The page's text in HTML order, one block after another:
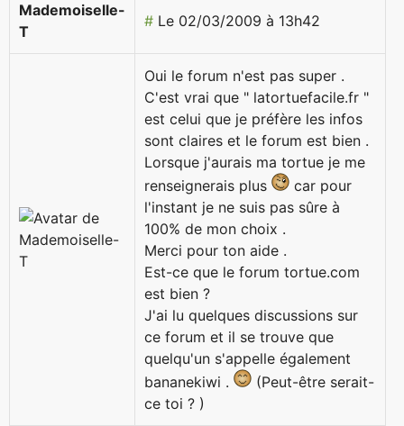
Mademoiselle-
T
# Le 02/03/2009 à 13h42
Oui le forum n'est pas super .
C'est vrai que " latortuefacile.fr "
est celui que je préfère les infos
sont claires et le forum est bien .
Lorsque j'aurais ma tortue je me
renseignerais plus
car pour
l'instant je ne suis pas sûre à
100% de mon choix .
Merci pour ton aide .
Est-ce que le forum tortue.com
est bien ?
J'ai lu quelques discussions sur
ce forum et il se trouve que
quelqu'un s'appelle également
bananekiwi .
(Peut-être serait-
ce toi ? )